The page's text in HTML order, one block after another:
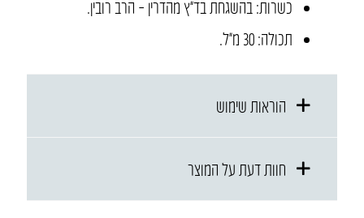
כשרות: בהשגחת בד”ץ מהדרין – הרב רובין.
תכולה: 30 מ״ל.
הוראות שימוש
חוות דעת על המוצר